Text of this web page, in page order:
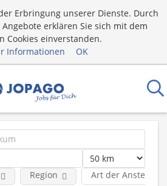
Erbringung unserer Dienste. Durch
erklären Sie sich mit dem
Cookies einverstanden.
Informationen
OK
Art der Anstellung
Region